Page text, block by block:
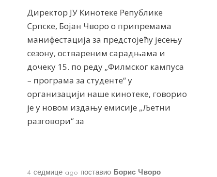
Директор ЈУ Кинотеке Републике
Српске, Бојан Чворо о припремама
манифестација за предстојећу јесењу
сезону, оствареним сарадњама и
дочеку 15. по реду „Филмског кампуса
– програма за студенте“ у
организацији наше кинотеке, говорио
је у новом издању емисије „Љетни
разговори“ за
4 седмице ago поставио Борис Чворо